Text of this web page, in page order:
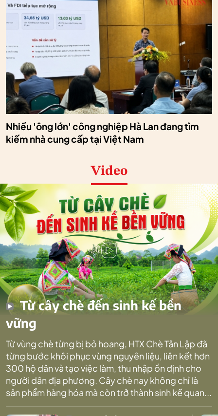
Nhiều 'ông lớn' công nghiệp Hà Lan đang tìm
kiếm nhà cung cấp tại Việt Nam
Video
Từ cây chè đến sinh kế bền
vững
Từ vùng chè từng bị bỏ hoang, HTX Chè Tân Lập đã
từng bước khôi phục vùng nguyên liệu, liên kết hơn
300 hộ dân và tạo việc làm, thu nhập ổn định cho
người dân địa phương. Cây chè nay không chỉ là
sản phẩm hàng hóa mà còn trở thành sinh kế quan...